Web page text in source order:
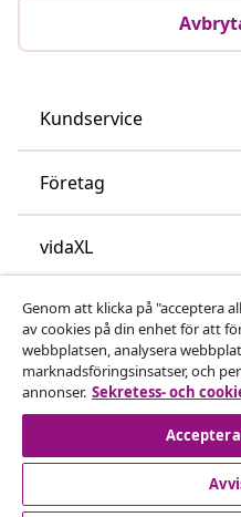
Kundservice
Företag
vidaXL
Upptäck mer
© 2008-2026 vidaXL
vidaXL
Genom att klicka på "acceptera
av cookies på din enhet för att
webbplatsen, analysera
marknadsföringsinsatser, och
annonser. Sekretess- och